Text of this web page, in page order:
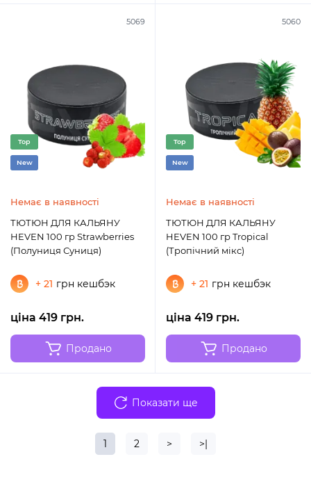
5069
Top
New
Немає в наявності
ТЮТЮН ДЛЯ КАЛЬЯНУ
HEVEN 100 гр Strawberries
(Полуниця Суниця)
+ 21 грн кешбэк
ціна 419 грн.
Продано
5060
Top
New
Немає в наявності
ТЮТЮН ДЛЯ КАЛЬЯНУ
HEVEN 100 гр Tropical
(Тропічний мікс)
+ 21 грн кешбэк
ціна 419 грн.
Продано
Показати ще
1 2 > >|